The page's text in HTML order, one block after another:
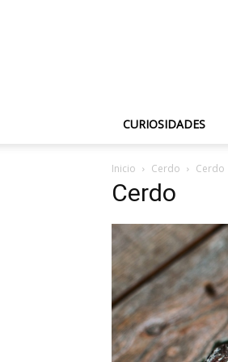
CURIOSIDADES
Inicio Cerdo Cerdo
Cerdo